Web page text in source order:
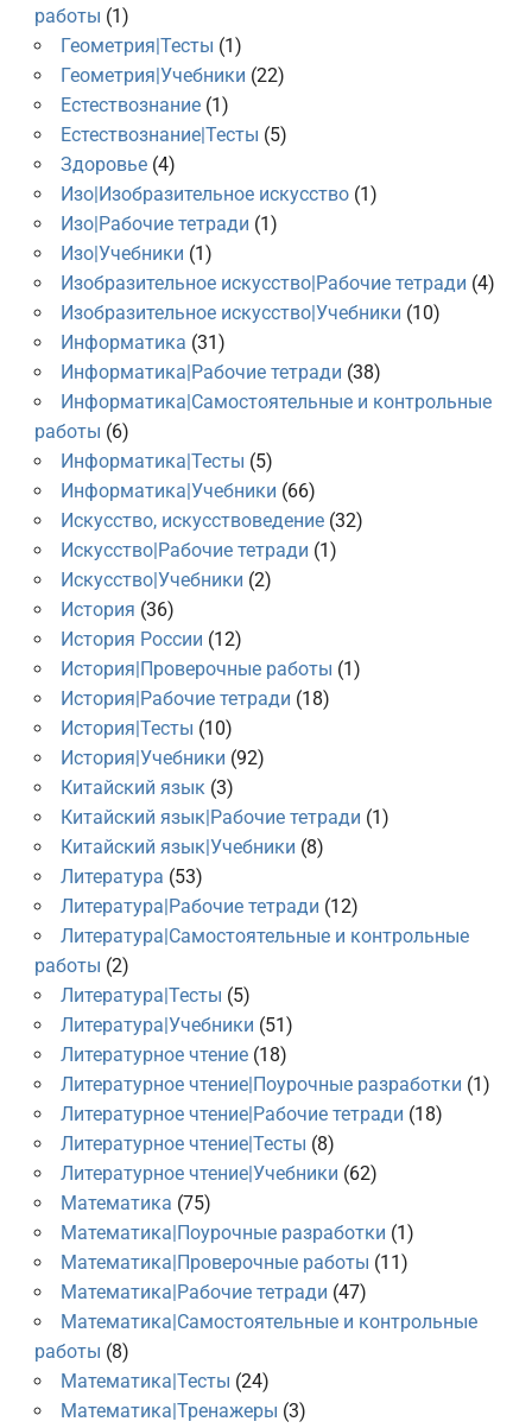
работы (1)
Геометрия|Тесты (1)
Геометрия|Учебники (22)
Естествознание(1)
Естествознание|Тесты (5)
Здоровье(4)
Изо|Изобразительное искусство(1)
Изо|Рабочие тетради (1)
Изо|Учебники (1)
Изобразительное искусство|Рабочие тетради (4)
Изобразительное искусство|Учебники (10)
Информатика (31)
Информатика|Рабочие тетради (38)
Информатика|Самостоятельные и контрольные
работы (6)
Информатика|Тесты (5)
Информатика|Учебники (66)
Искусство, искусствоведение(32)
Искусство|Рабочие тетради (1)
Искусство|Учебники (2)
История (36)
История России (12)
История|Проверочные работы (1)
История|Рабочие тетради (18)
История|Тесты (10)
История|Учебники (92)
Китайский язык(3)
Китайский язык|Рабочие тетради (1)
Китайский язык|Учебники (8)
Литература (53)
Литература|Рабочие тетради (12)
Литература|Самостоятельные и контрольные
работы (2)
Литература|Тесты (5)
Литература|Учебники (51)
Литературное чтение(18)
Литературное чтение|Поурочные разработки (1)
Литературное чтение|Рабочие тетради (18)
Литературное чтение|Тесты (8)
Литературное чтение|Учебники (62)
Математика (75)
Математика|Поурочные разработки (1)
Математика|Проверочные работы (11)
Математика|Рабочие тетради (47)
Математика|Самостоятельные и контрольные
работы (8)
Математика|Тесты (24)
Математика|Тренажеры (3)